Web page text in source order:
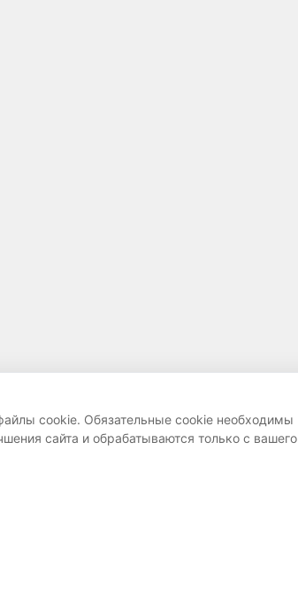
cookie. Обязательные cookie необходимы
сайта и обрабатываются только с вашего